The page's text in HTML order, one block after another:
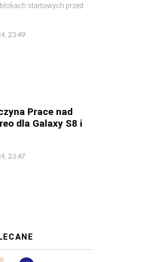
startowych przed
23:49
Prace nad
dla Galaxy S8 i
23:47